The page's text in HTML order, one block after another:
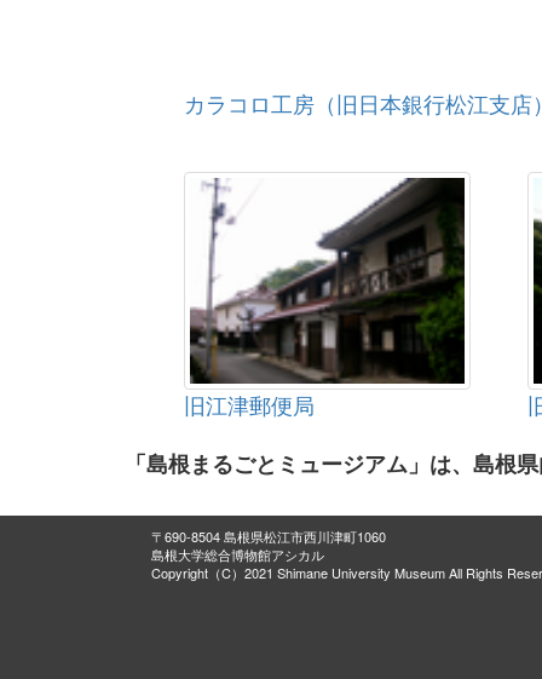
カラコロ工房（旧日本銀行松江支店
旧江津郵便局
「島根まるごとミュージアム」は、島根
〒690-8504 島根県松江市西川津町1060
島根大学総合博物館アシカル
Copyright（C）2021 Shimane University Museum All Rights